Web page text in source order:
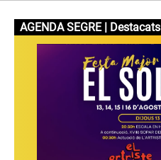
AGENDA SEGRE | Destacats